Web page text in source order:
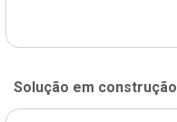
Solução em construção